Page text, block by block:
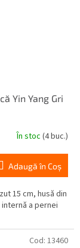
Yin Yang Gri
În stoc (4 buc.)
Adaugă în Coş
15 cm, husă din
a pernei
Cod: 13460